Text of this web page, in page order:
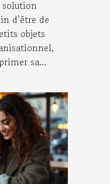
solution
d’être de
objets
sa...